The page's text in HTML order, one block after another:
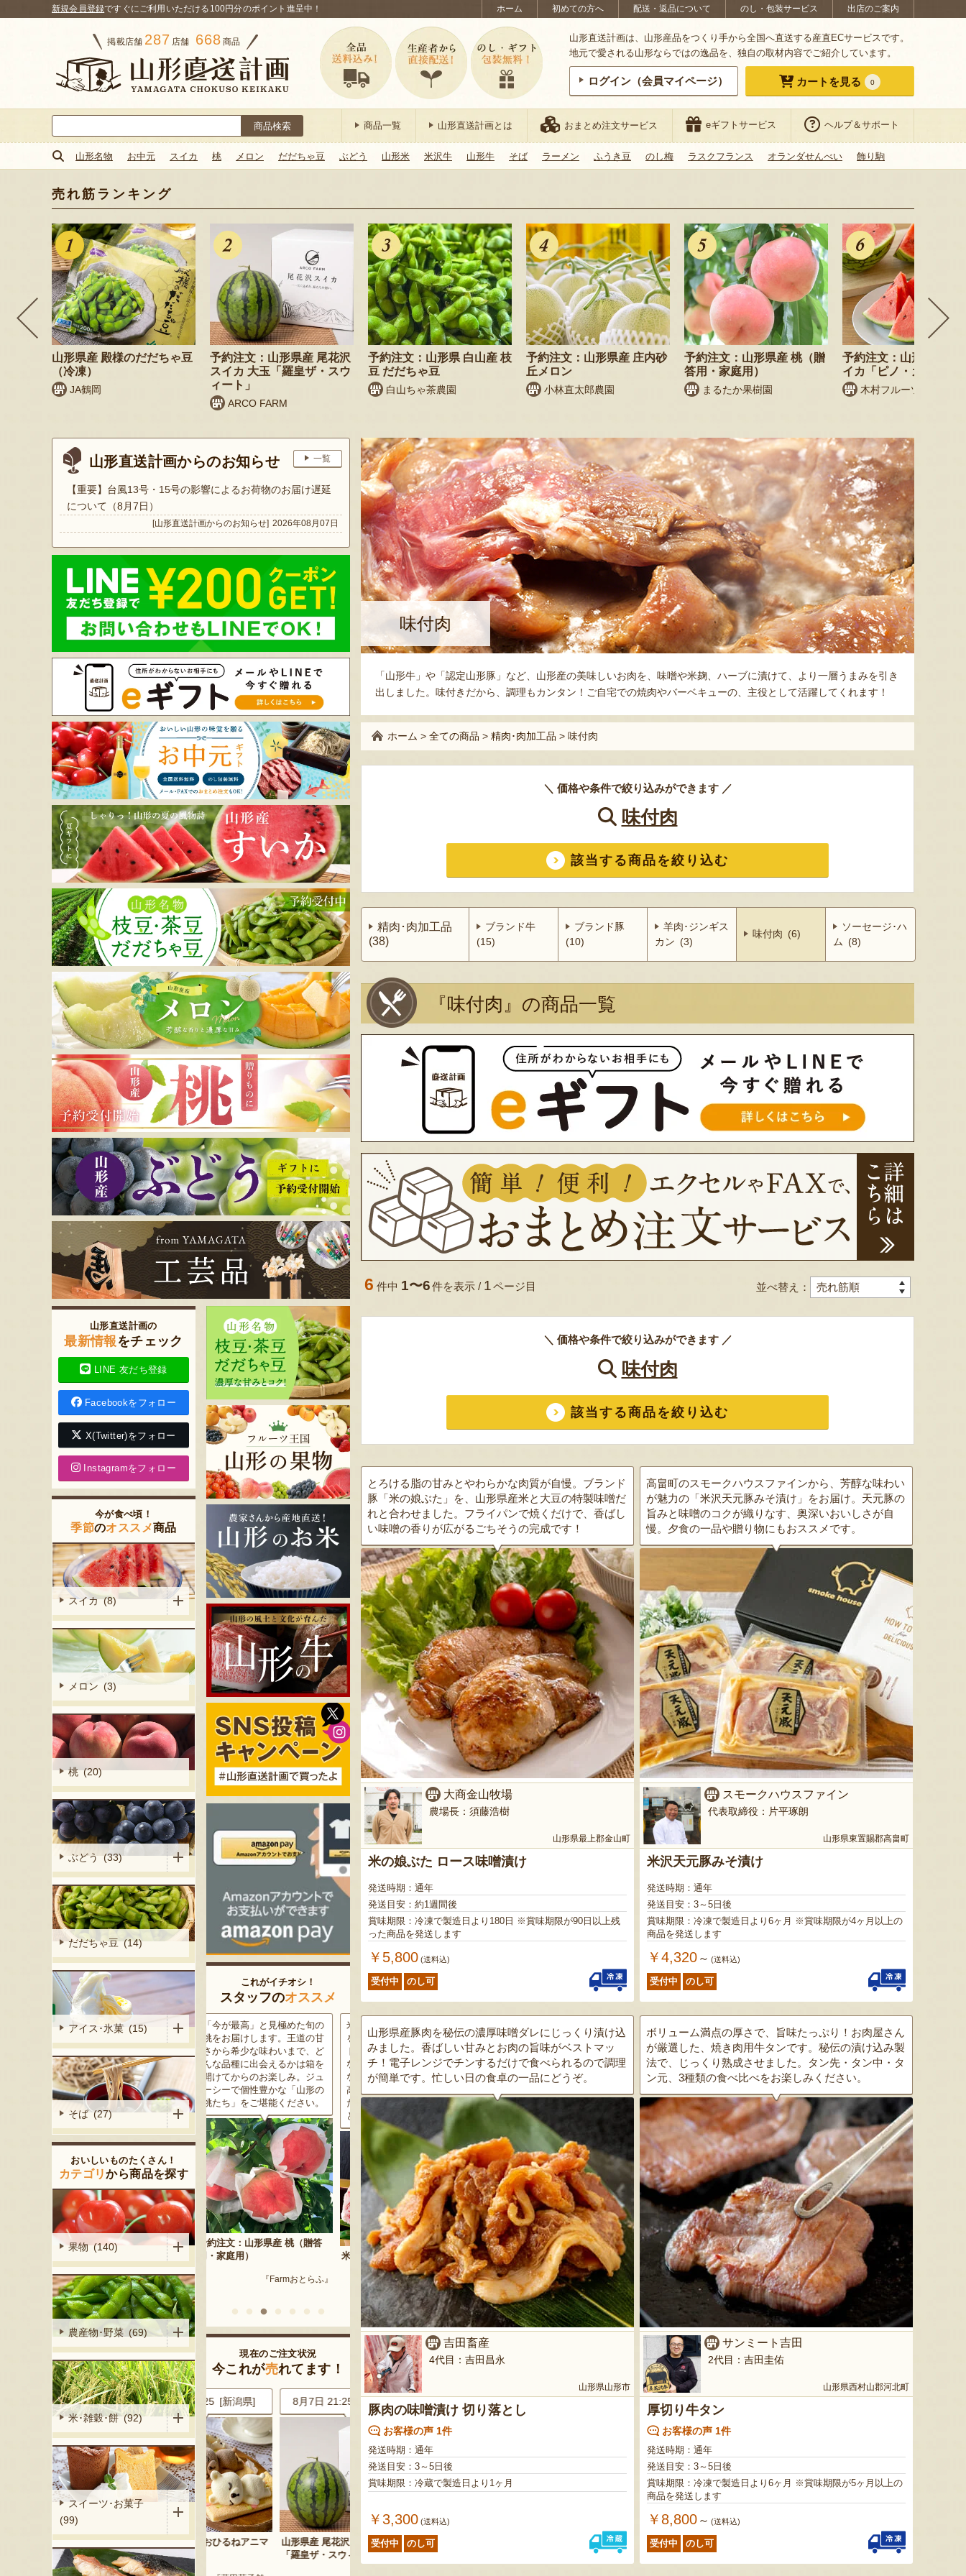
ホーム 初めての方へ 配送・返品について のし・包装サービス 出店のご案内
新規会員登録ですぐにご利用いただける100円分のポイント進呈中！
掲載店舗 287 店舗 668 商品
山形直送計画は、山形産品をつくり手から全国へ直送する産直ECサービスです。
地元で愛される山形ならではの逸品を、独自の取材内容でご紹介しています。
ログイン（会員マイページ） カートを見る 0
索:
商品一覧 山形直送計画とは おまとめ注文サービス eギフトサービス ヘルプ＆サポート
山形名物 お中元 スイカ 桃 メロン だだちゃ豆 ぶどう 山形米 米沢牛 山形牛 そば ラーメン ふうき豆 のし梅 ラスクフランス オランダせんべい 飾り駒
売れ筋ランキング
山形県産 殿様のだだちゃ豆
（冷凍）
JA鶴岡
予約注文：山形県産 尾花沢
スイカ 大玉「羅皇ザ・スウ
ィート」
ARCO FARM
予約注文：山形県 白山産 枝
豆 だだちゃ豆
白山ちゃ茶農園
予約注文：山形県産 庄内砂
丘メロン
小林直太郎農園
予約注文：山形県産 桃（贈
答用・家庭用）
まるたか果樹園
予約注文：山形県産 小
イカ「ピノ・ガール」
木村フルーツ
山形直送計画からのお知らせ 一覧
【重要】台風13号・15号の影響によるお荷物のお届け遅延
について（8月7日）
[山形直送計画からのお知らせ] 2026年08月07日
味付肉
「山形牛」や「認定山形豚」など、山形産の美味しいお肉を、味噌や米麹、ハーブに漬けて、より一層うまみを引き
出しました。味付きだから、調理もカンタン！ご自宅での焼肉やバーベキューの、主役として活躍してくれます！
ホーム > 全ての商品 > 精肉･肉加工品 > 味付肉
＼ 価格や条件で絞り込みができます ／
味付肉
該当する商品を絞り込む
精肉･肉加工品
(38)
ブランド牛
(15)
ブランド豚
(10)
羊肉･ジンギス
カン (3)
味付肉 (6)
ソーセージ･ハ
ム (8)
『味付肉』の商品一覧
6 件中 1〜6件を表示 / 1ページ目 並べ替え：
＼ 価格や条件で絞り込みができます ／
味付肉
該当する商品を絞り込む
とろける脂の甘みとやわらかな肉質が自慢。ブランド
豚「米の娘ぶた」を、山形県産米と大豆の特製味噌だ
れと合わせました。フライパンで焼くだけで、香ばし
い味噌の香りが広がるごちそうの完成です！
大商金山牧場
山形県最上郡金山町
農場長：須藤浩樹
米の娘ぶた ロース味噌漬け
発送時期：通年
発送目安：約1週間後
賞味期限：冷凍で製造日より180日 ※賞味期限が90日以上残
った商品を発送します
￥5,800 (送料込)
受付中 のし可
高畠町のスモークハウスファインから、芳醇な味わい
が魅力の「米沢天元豚みそ漬け」をお届け。天元豚の
旨みと味噌のコクが織りなす、奥深いおいしさが自
慢。夕食の一品や贈り物にもおススメです。
スモークハウスファイン
山形県東置賜郡高畠町
代表取締役：片平琢朗
米沢天元豚みそ漬け
発送時期：通年
発送目安：3～5日後
賞味期限：冷凍で製造日より6ヶ月 ※賞味期限が4ヶ月以上の
商品を発送します
￥4,320 ～ (送料込)
受付中 のし可
山形県産豚肉を秘伝の濃厚味噌ダレにじっくり漬け込
みました。香ばしい甘みとお肉の旨味がベストマッ
チ！電子レンジでチンするだけで食べられるので調理
が簡単です。忙しい日の食卓の一品にどうぞ。
吉田畜産
山形県山形市
4代目：吉田昌永
豚肉の味噌漬け 切り落とし
お客様の声 1件
発送時期：通年
発送目安：3～5日後
賞味期限：冷蔵で製造日より1ヶ月
￥3,300 (送料込)
受付中 のし可
ボリューム満点の厚さで、旨味たっぷり！お肉屋さん
が厳選した、焼き肉用牛タンです。秘伝の漬け込み製
法で、じっくり熟成させました。タン先・タン中・タ
ン元、3種類の食べ比べをお楽しみください。
サンミート吉田
山形県西村山郡河北町
2代目：吉田圭佑
厚切り牛タン
お客様の声 1件
発送時期：通年
発送目安：3～5日後
賞味期限：冷凍で製造日より6ヶ月 ※賞味期限が5ヶ月以上の
商品を発送します
￥8,800 ～ (送料込)
受付中 のし可
山形直送計画の
最新情報をチェック
LINE 友だち登録
Facebookをフォロー
X(Twitter)をフォロー
Instagramをフォロー
今が食べ頃！
季節のオススメ商品
スイカ (8)
メロン (3)
桃 (20)
ぶどう (33)
だだちゃ豆 (14)
アイス･氷菓 (15)
そば (27)
おいしいものたくさん！
カテゴリから商品を探す
果物 (140)
農産物･野菜 (69)
米･雑穀･餅 (92)
スイーツ･お菓子
(99)
これがイチオシ！
スタッフのオススメ
フデザイン』
「今が最高」と見極めた旬の
桃をお届けします。王道の甘
さから希少な味わいまで、ど
んな品種に出会えるかは箱を
開けてからのお楽しみ。ジュ
ーシーで個性豊かな「山形の
桃たち」をご堪能ください。
予約注文：山形県産 桃（贈答
用・家庭用）
『Farmおとらふ』
米沢牛は、非常に厳しい条件
をクリアした最高級のブラン
ド牛。美しいサシ・きめ細か
な肉質・とろける食感・濃厚
な旨味、すべてが抜群です。
高級感のある黒化粧箱入りの
ため、大切な人への贈り物に
どうぞ！
米沢牛
『肉匠えんどう』
三和油脂の看板商品「まいに
ちのこめ油」は、新鮮な国産
の「米ぬか」から作られた食
用油。油特有の臭いやクセが
なく、食材の美味しさを引き
使いたくなること間違いなし
です。
まいにちのこめ油
『三和油脂株式会社』
果樹栽培が盛んな東根市で育
った「白桃」。あえて大玉で
はなく、美味しさや食感を重
視した「中玉」にこだわって
栽培しています。「陽夏妃」
時期に旬の品種をお届けしま
予約注文：山形県産 桃（贈答
用・家庭用）
『栗原果樹園』
色とりどりのフルーツがぎゅ
っと詰まった「ミックスゼリ
ー」。色をテーマに、素材の
組み合わせやカットの仕方に
もこだわりました。箱を開け
は、大切な方への贈り物にも
最適。
ミックスゼリー
『たかはたファーム』
寒河江市の肥沃な大地で育っ
たスイートコーン「おおも
の」。存在感のある大きさ
と、果物にも負けない濃厚な
甘みが特徴。朝採りをその日
まにお届けします。
予約注文：山形県産トウモロコ
シ「おおもの」
『長岡ファーム』
現在のご注文状況
今これが売れてます！
らファーム』
8月7日 22:25 [新潟県]
ムースケーキ「おひるねアニマ
ルズ」
8月7日 21:25 [神奈川県]
山形県産 尾花沢スイカ 大玉
「羅皇ザ・スウィート」
8月7日 21:20 [宮城県]
三元豚のハム・ソーセージ詰め
合わせ
ぶどうジュース 飲み比べセット
『大野農園 Rapporti』
8月8日 04:06 [東京都]
山形県産 枝豆 だだちゃ豆
『有限会社馬町さくらファーム』
ムースケーキ「おひるねアニマ